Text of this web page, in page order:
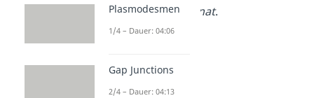
Grünkohloder Spinat.
Plasmodesmen
1/4 – Dauer: 04:06
Gap Junctions
2/4 – Dauer: 04:13